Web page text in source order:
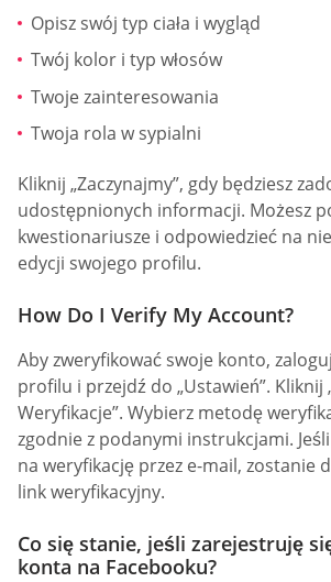
Opisz swój typ ciała i wygląd
Twój kolor i typ włosów
Twoje zainteresowania
Twoja rola w sypialni
Kliknij „Zaczynajmy”, gdy będziesz
udostępnionych informacji. Możesz
kwestionariusze i odpowiedzieć na
edycji swojego profilu.
How Do I Verify My Account?
Aby zweryfikować swoje konto,
profilu i przejdź do „Ustawień”. Kliknij
Weryfikacje”. Wybierz metodę
zgodnie z podanymi instrukcjami.
na weryfikację przez e-mail, zostanie
link weryfikacyjny.
Co się stanie, jeśli zarejestruję
konta na Facebooku?